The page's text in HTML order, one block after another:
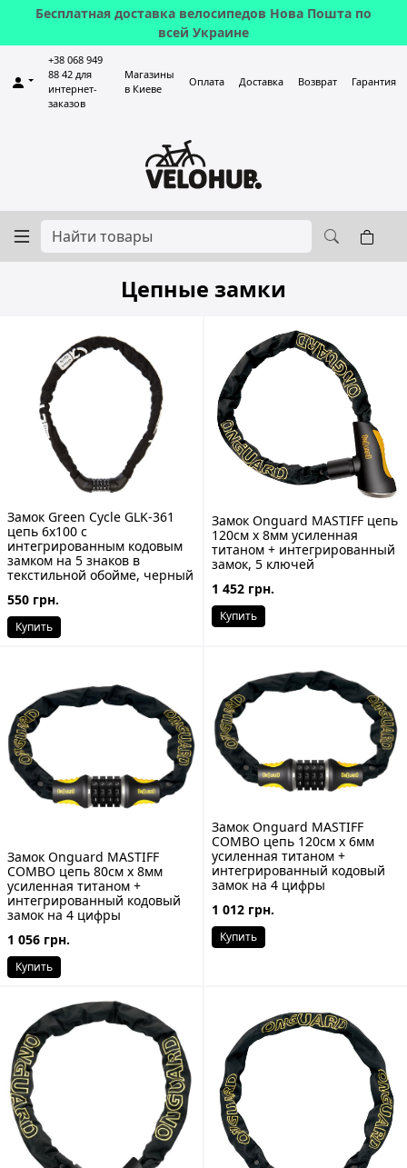
Бесплатная доставка велосипедов Нова Пошта по
всей Украине
+38 068 949
88 42 для
интернет-
заказов
Магазины
в Киеве
Оплата Доставка Возврат Гарантия
Цепные замки
Замок Green Cycle GLK-361
цепь 6x100 с
интегрированным кодовым
замком на 5 знаков в
текстильной обойме, черный
550 грн.
Купить
Замок Onguard MASTIFF цепь
120cм x 8мм усиленная
титаном + интегрированный
замок, 5 ключей
1 452 грн.
Купить
Замок Onguard MASTIFF
COMBO цепь 80cм x 8мм
усиленная титаном +
интегрированный кодовый
замок на 4 цифры
1 056 грн.
Купить
Замок Onguard MASTIFF
COMBO цепь 120cм x 6мм
усиленная титаном +
интегрированный кодовый
замок на 4 цифры
1 012 грн.
Купить